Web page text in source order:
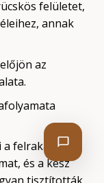
felületet,
annak
az
a felrakásnál
és a kész